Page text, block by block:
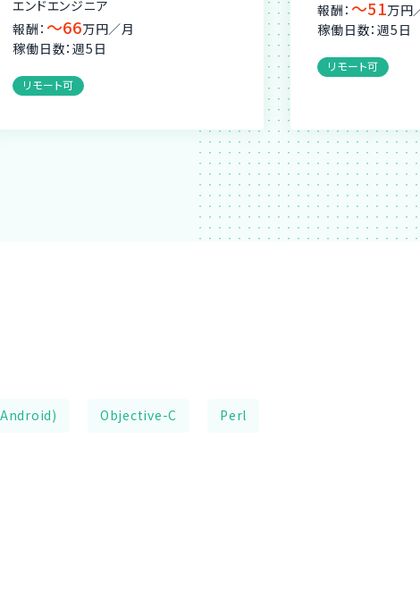
エンドエンジニア
報酬： 〜66万円／月
稼働日数：週5日
リモート可
報酬： 〜51万円
稼働日数：週5日
リモート可
Objective-C Perl